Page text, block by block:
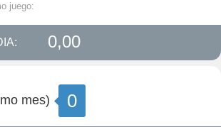
juego:
0,00
mes) 0